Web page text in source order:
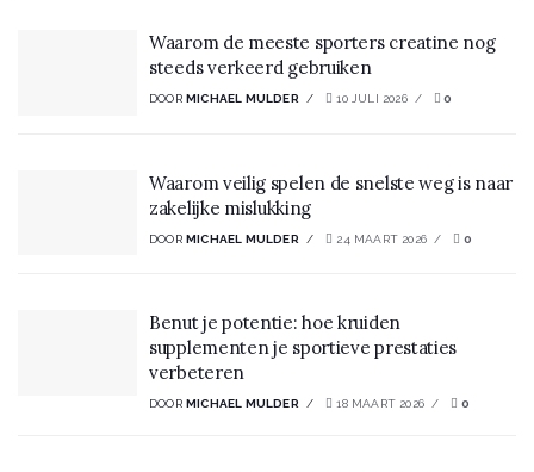
Waarom de meeste sporters creatine nog
steeds verkeerd gebruiken
DOOR MICHAEL MULDER 10 JULI 2026 0
Waarom veilig spelen de snelste weg is naar
zakelijke mislukking
DOOR MICHAEL MULDER 24 MAART 2026 0
Benut je potentie: hoe kruiden
supplementen je sportieve prestaties
verbeteren
DOOR MICHAEL MULDER 18 MAART 2026 0